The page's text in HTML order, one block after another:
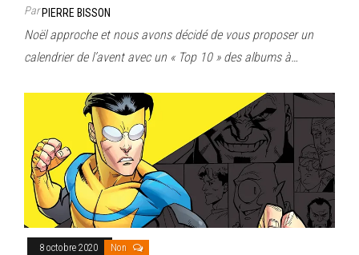
ParPIERRE BISSON
Noël approche et nous avons décidé de vous proposer un
calendrier de l’avent avec un « Top 10 » des albums à…
8 octobre 2020 Non